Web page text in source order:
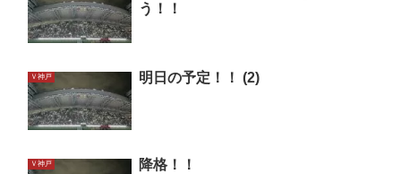
う！！
Ｖ神戸 明日の予定！！ (2)
Ｖ神戸 降格！！